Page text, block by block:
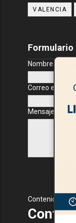
VALENCIA
Nombre
Correo
Mensaje
Contenido